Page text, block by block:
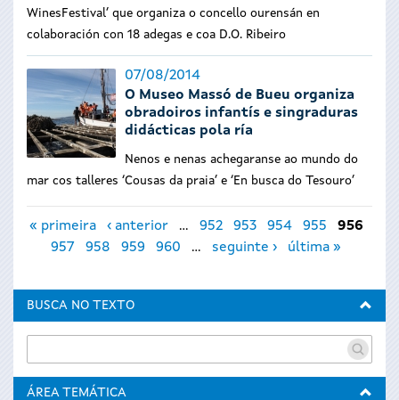
WinesFestival’ que organiza o concello ourensán en
colaboración con 18 adegas e coa D.O. Ribeiro
07/08/2014
O Museo Massó de Bueu organiza
obradoiros infantís e singraduras
didácticas pola ría
Nenos e nenas achegaranse ao mundo do
mar cos talleres ‘Cousas da praia’ e ‘En busca do Tesouro’
Páxinas
« primeira ‹ anterior … 952 953 954 955
956
957
958 959 960 … seguinte › última »
BUSCA NO TEXTO
ÁREA TEMÁTICA